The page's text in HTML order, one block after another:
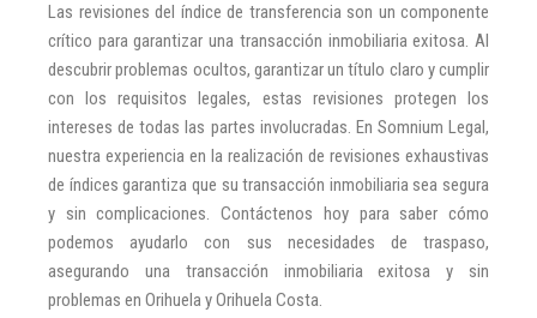
Las revisiones del índice de transferencia son un componente
crítico para garantizar una transacción inmobiliaria exitosa. Al
descubrir problemas ocultos, garantizar un título claro y cumplir
con los requisitos legales, estas revisiones protegen los
intereses de todas las partes involucradas. En Somnium Legal,
nuestra experiencia en la realización de revisiones exhaustivas
de índices garantiza que su transacción inmobiliaria sea segura
y sin complicaciones. Contáctenos hoy para saber cómo
podemos ayudarlo con sus necesidades de traspaso,
asegurando una transacción inmobiliaria exitosa y sin
problemas en Orihuela y Orihuela Costa.